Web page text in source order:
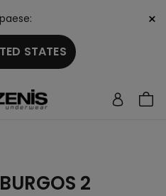
STATES
×
2